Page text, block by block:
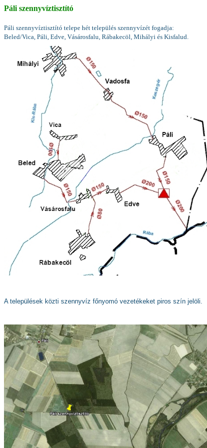
Páli szennyvíztisztító
Páli szennyvíztisztító telepe hét település szennyvízét fogadja:
Beled/Vica, Páli, Edve, Vásárosfalu, Rábakecöl, Mihályi és Kisfalud.
A települések közti szennyvíz főnyomó vezetékeket piros szín jelöli.